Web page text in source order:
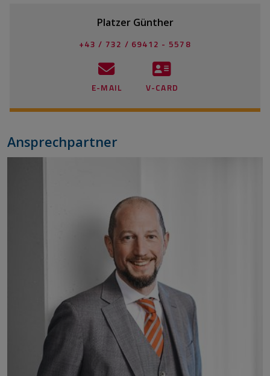
Platzer Günther
+43 / 732 / 69412 - 5578
E-MAIL V-CARD
Ansprechpartner